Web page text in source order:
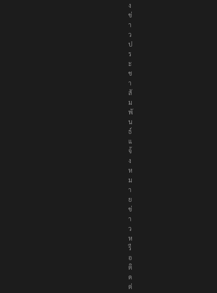
ง
ข่
า
ว
ป
ร
ะ
ช
า
สั
ม
พั
น
ธ์
แ
จ้
ง
ห
ม
า
ย
ข่
า
ว
ห
รื
อ
ติ
ด
ต่